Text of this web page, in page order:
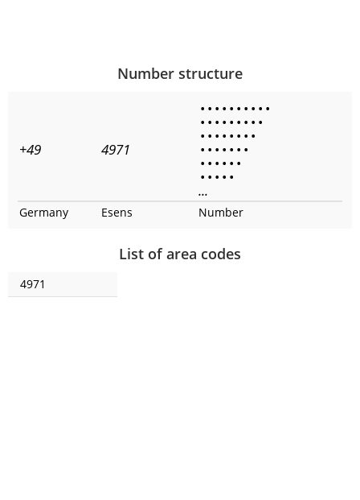
Number structure
+49 4971
• • • • • • • • • •
• • • • • • • • •
• • • • • • • •
• • • • • • •
• • • • • •
• • • • •
...
Germany Esens Number
List of area codes
4971